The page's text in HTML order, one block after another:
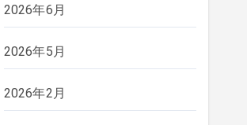
2026年6月
2026年5月
2026年2月